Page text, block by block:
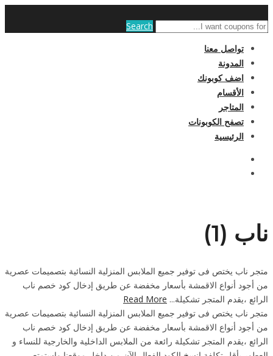
Search
تواصل معنا
المدونة
اضف كوبونك
الأقسام
المتاجر
تصفح الكوبونات
الرئيسية
ناب (1)
متجر ناب يختص فى توفير جميع الملابس المنزلية النسائية بتصميمات عصرية
من أجود أنواع الاقمشة بأسعار مخفضة عن طريق إدخال كود خصم ناب
الرائع ،يقدم المتجر تشكيلة... Read More
متجر ناب يختص فى توفير جميع الملابس المنزلية النسائية بتصميمات عصرية
من أجود أنواع الاقمشة بأسعار مخفضة عن طريق إدخال كود خصم ناب
الرائع ،يقدم المتجر تشكيلة رائعة من الملابس الداخلية والخارجية للنساء و